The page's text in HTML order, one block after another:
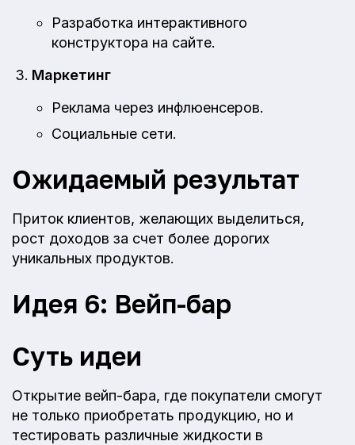
Разработка интерактивного
конструктора на сайте.
Маркетинг
Реклама через инфлюенсеров.
Социальные сети.
Ожидаемый результат
Приток клиентов, желающих выделиться,
рост доходов за счет более дорогих
уникальных продуктов.
Идея 6: Вейп-бар
Суть идеи
Открытие вейп-бара, где покупатели смогут
не только приобретать продукцию, но и
тестировать различные жидкости в